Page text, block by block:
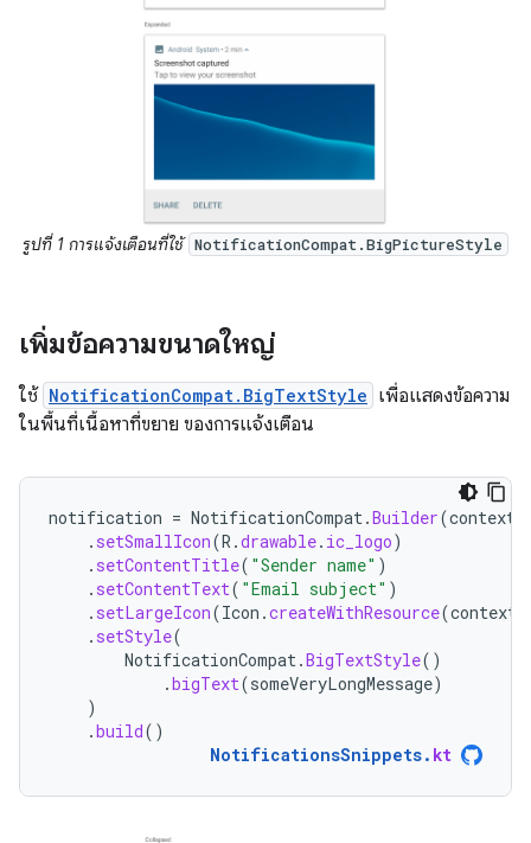
รูปที่ 1 การแจ้งเตือนที่ใช้ NotificationCompat.BigPictureStyle
เพิ่มข้อความขนาดใหญ่
ใช้ NotificationCompat.BigTextStyle เพื่อแสดงข้อความ
ในพื้นที่เนื้อหาที่ขยาย ของการแจ้งเตือน
notification = NotificationCompat.Builder(context
. setSmallIcon(R .drawable. ic_logo)
. setContentTitle( "Sender name" )
. setContentText( "Email subject" )
. setLargeIcon(Icon .createWithResource(context
. setStyle(
NotificationCompat.BigTextStyle()
.bigText(someVeryLongMessage)
)
.build()
NotificationsSnippets. kt